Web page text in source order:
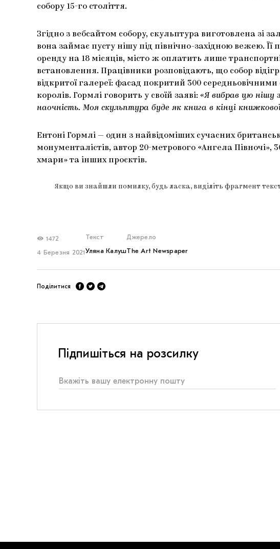
собору 15-го століття.
Згідно з вебсайтом собору, скульптура виготовлена зі
вона займає пусту нішу під північно-західною вежею. Її
оренду на 18 місяців, місто ж оплатить лише
встановлення. Працівники розповідають, що собор
відкритої галереї: фасад покритий 300
королів. Гормлі говорить у своїй заяві: «Я вибрав цю нішу
наочність. Моя скульптура буде як книга в кінці
Ентоні Гормлі — один з найвідоміших сучасних
монументалістів, автор 20-метрового «Ангела Півночі»,
хмари» та інших проєктів.
Якщо ви знайшли помилку, будь ласка, виділіть фрагмент
1472
4 Березня 2021
Текст
Уляна Калуш
Джерело
The Art Newspaper
Поділитися
Підпишіться на розсилку